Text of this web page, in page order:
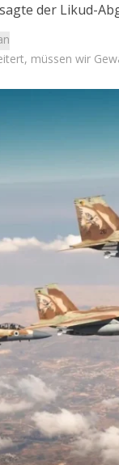
der Likud-
müssen wir
2026: Das ist
Abutbul